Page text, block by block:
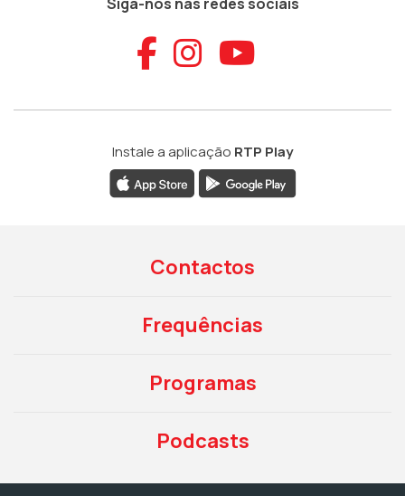
Aceder ao
Aceder ao
Aceder
Instale a aplicação RTP Play
Contactos
Frequências
Programas
Podcasts